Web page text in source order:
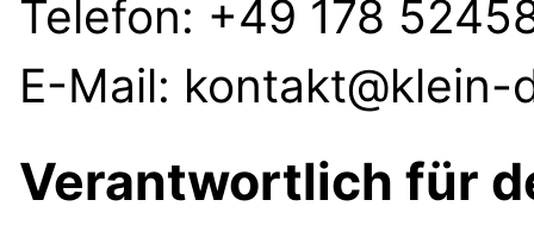
Telefon: +49 178
E-Mail:
Verantwortlich für